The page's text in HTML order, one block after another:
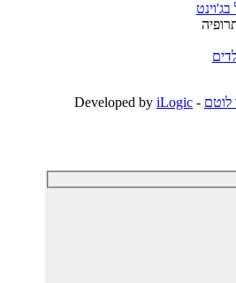
לוטם - Developed by
iLogic